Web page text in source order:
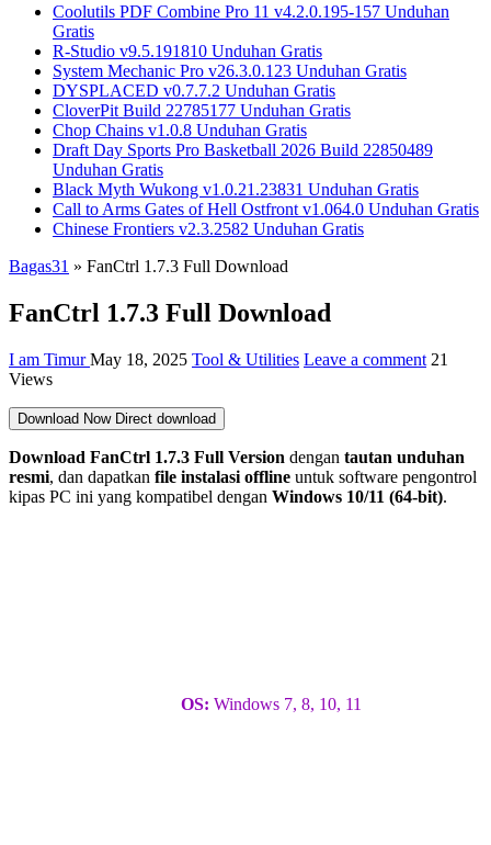
Coolutils PDF Combine Pro 11 v4.2.0.195-157 Unduhan
Gratis
R-Studio v9.5.191810 Unduhan Gratis
System Mechanic Pro v26.3.0.123 Unduhan Gratis
DYSPLACED v0.7.7.2 Unduhan Gratis
CloverPit Build 22785177 Unduhan Gratis
Chop Chains v1.0.8 Unduhan Gratis
Draft Day Sports Pro Basketball 2026 Build 22850489
Unduhan Gratis
Black Myth Wukong v1.0.21.23831 Unduhan Gratis
Call to Arms Gates of Hell Ostfront v1.064.0 Unduhan Gratis
Chinese Frontiers v2.3.2582 Unduhan Gratis
Bagas31 » FanCtrl 1.7.3 Full Download
FanCtrl 1.7.3 Full Download
I am TimurMay 18, 2025 Tool & Utilities Leave a comment 21
Views
Download Now Direct download
Download FanCtrl 1.7.3 Full Version dengan tautan unduhan
resmi, dan dapatkan file instalasi offline untuk software pengontrol
kipas PC ini yang kompatibel dengan Windows 10/11 (64-bit).
OS: Windows 7, 8, 10, 11